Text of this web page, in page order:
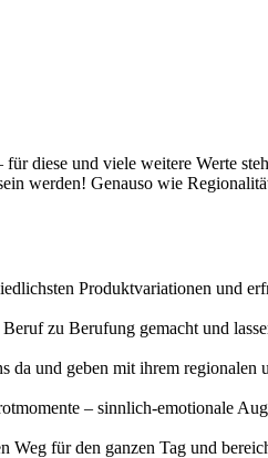
diese und viele weitere Werte
werden! Genauso wie
Produktvariationen und
zu Berufung gemacht und
und geben mit ihrem
– sinnlich-emotionale
für den ganzen Tag und